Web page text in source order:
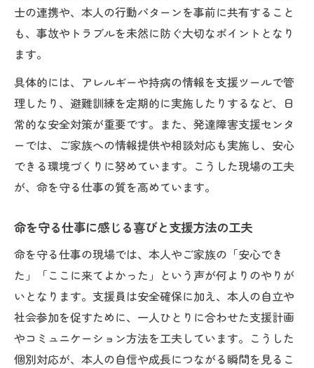
士の連携や、本人の行動パターンを事前に共有すること
も、事故やトラブルを未然に防ぐ大切なポイントとなり
ます。
具体的には、アレルギーや持病の情報を支援ツールで管
理したり、避難訓練を定期的に実施したりするなど、日
常的な安全対策が重要です。また、発達障害支援センタ
ーでは、ご家族への情報提供や相談対応も実施し、安心
できる環境づくりに努めています。こうした現場の工夫
が、命を守る仕事の質を高めています。
命を守る仕事に感じる喜びと支援方法の工夫
命を守る仕事の現場では、本人やご家族の「安心でき
た」「ここに来てよかった」という声が何よりのやりが
いとなります。支援員は安全確保に加え、本人の自立や
社会参加を促すために、一人ひとりに合わせた支援計画
やコミュニケーション方法を工夫しています。こうした
個別対応が、本人の自信や成長につながる瞬間を見るこ